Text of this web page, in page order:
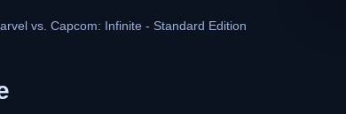
vs. Capcom: Infinite - Standard Edition